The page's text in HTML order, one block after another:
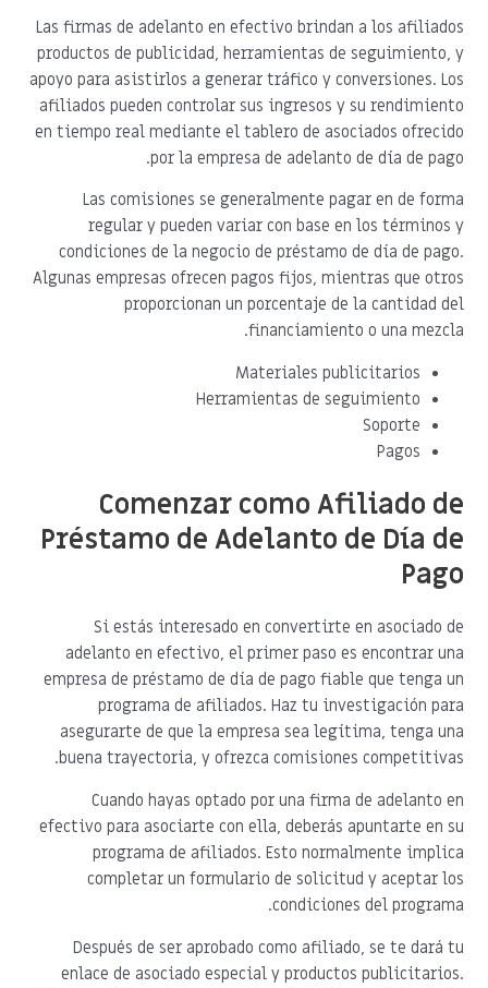
Las firmas de adelanto en efectivo brindan a los afiliados
productos de publicidad, herramientas de seguimiento, y
apoyo para asistirlos a generar tráfico y conversiones. Los
afiliados pueden controlar sus ingresos y su rendimiento
en tiempo real mediante el tablero de asociados ofrecido
por la empresa de adelanto de día de pago.
Las comisiones se generalmente pagar en de forma
regular y pueden variar con base en los términos y
condiciones de la negocio de préstamo de día de pago.
Algunas empresas ofrecen pagos fijos, mientras que otros
proporcionan un porcentaje de la cantidad del
financiamiento o una mezcla.
Materiales publicitarios
Herramientas de seguimiento
Soporte
Pagos
Comenzar como Afiliado de
Préstamo de Adelanto de Día de
Pago
Si estás interesado en convertirte en asociado de
adelanto en efectivo, el primer paso es encontrar una
empresa de préstamo de día de pago fiable que tenga un
programa de afiliados. Haz tu investigación para
asegurarte de que la empresa sea legítima, tenga una
buena trayectoria, y ofrezca comisiones competitivas.
Cuando hayas optado por una firma de adelanto en
efectivo para asociarte con ella, deberás apuntarte en su
programa de afiliados. Esto normalmente implica
completar un formulario de solicitud y aceptar los
condiciones del programa.
Después de ser aprobado como afiliado, se te dará tu
enlace de asociado especial y productos publicitarios.